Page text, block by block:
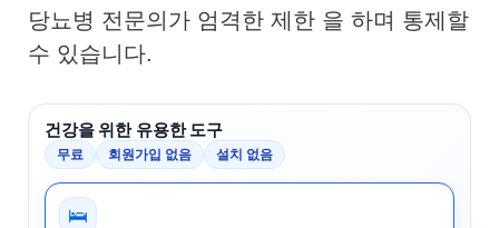
당뇨병 전문의가 엄격한 제한 을 하며 통제할
수 있습니다.
건강을 위한 유용한 도구
무료 회원가입 없음 설치 없음
🛌